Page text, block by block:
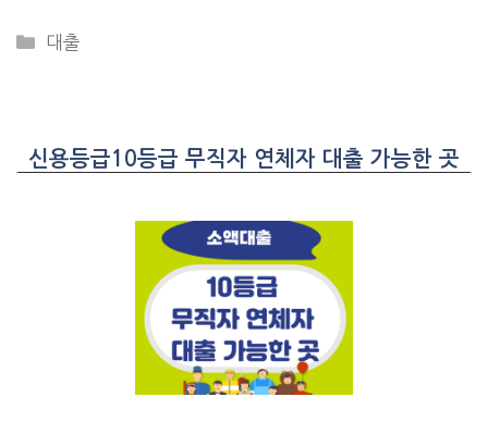
CATEGORIES
대출
신용등급10등급 무직자 연체자 대출 가능한 곳